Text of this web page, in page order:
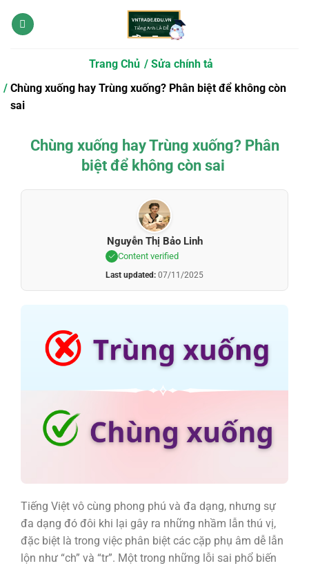
qua
Trang Chủ
Sửa chính tả
Chùng xuống hay Trùng xuống? Phân biệt để không còn
sai
Chùng xuống hay Trùng xuống? Phân
biệt để không còn sai
Nguyễn Thị Bảo Linh
Content verified
Last updated: 07/11/2025
Tiếng Việt vô cùng phong phú và đa dạng, nhưng sự
đa dạng đó đôi khi lại gây ra những nhầm lẫn thú vị,
đặc biệt là trong việc phân biệt các cặp phụ âm dễ lẫn
lộn như “ch” và “tr”. Một trong những lỗi sai phổ biến